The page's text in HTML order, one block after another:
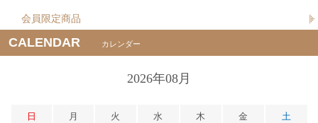
会員限定商品
CALENDAR カレンダー
2026年08月
日 月 火 水 木 金 土